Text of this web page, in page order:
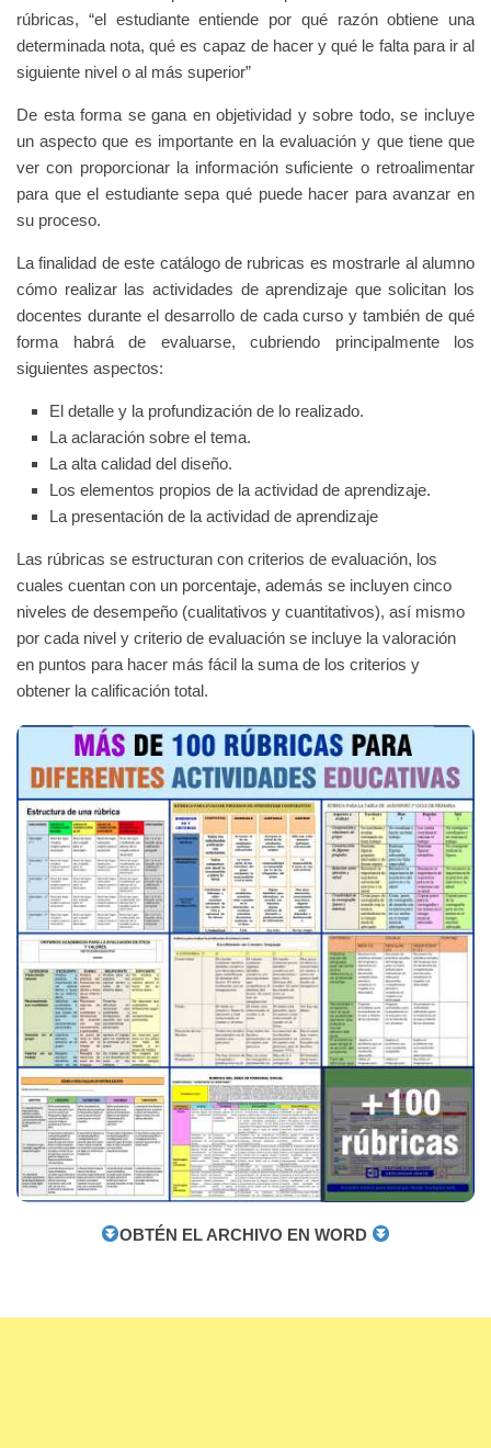
rúbricas, “el estudiante entiende por qué razón obtiene una
determinada nota, qué es capaz de hacer y qué le falta para ir al
siguiente nivel o al más superior”
De esta forma se gana en objetividad y sobre todo, se incluye
un aspecto que es importante en la evaluación y que tiene que
ver con proporcionar la información suficiente o retroalimentar
para que el estudiante sepa qué puede hacer para avanzar en
su proceso.
La finalidad de este catálogo de rubricas es mostrarle al alumno
cómo realizar las actividades de aprendizaje que solicitan los
docentes durante el desarrollo de cada curso y también de qué
forma habrá de evaluarse, cubriendo principalmente los
siguientes aspectos:
El detalle y la profundización de lo realizado.
La aclaración sobre el tema.
La alta calidad del diseño.
Los elementos propios de la actividad de aprendizaje.
La presentación de la actividad de aprendizaje
Las rúbricas se estructuran con criterios de evaluación, los
cuales cuentan con un porcentaje, además se incluyen cinco
niveles de desempeño (cualitativos y cuantitativos), así mismo
por cada nivel y criterio de evaluación se incluye la valoración
en puntos para hacer más fácil la suma de los criterios y
obtener la calificación total.
OBTÉN EL ARCHIVO EN WORD